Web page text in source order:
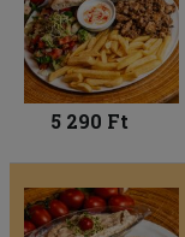
5 290 Ft